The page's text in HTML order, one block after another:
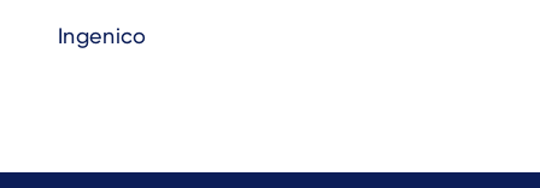
Ingenico